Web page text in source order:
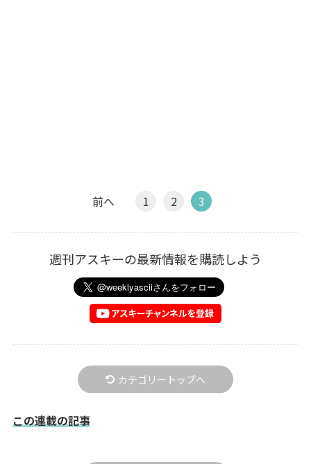
前へ 1 2 3
週刊アスキーの最新情報を購読しよう
カテゴリートップへ
この連載の記事